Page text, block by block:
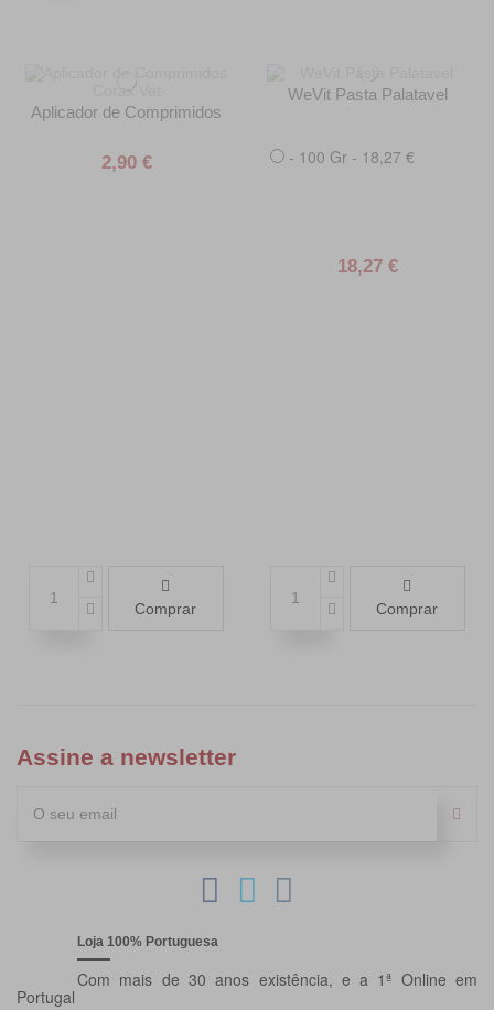
Aplicador de Comprimidos
2,90 €
Comprar
WeVit Pasta Palatavel
- 100 Gr - 18,27 €
18,27 €
Comprar
Assine a newsletter
Loja 100% Portuguesa
Com mais de 30 anos existência, e a 1ª Online em
Portugal